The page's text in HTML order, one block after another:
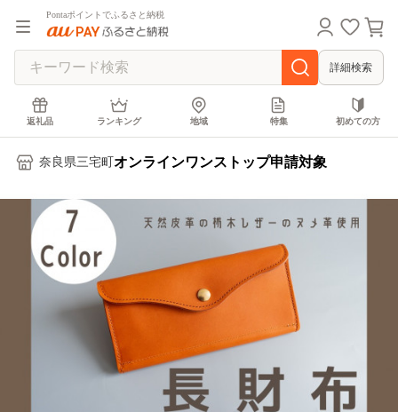
Pontaポイントでふるさと納税
詳細検索
返礼品 ランキング 地域 特集 初めての方
奈良県三宅町 オンラインワンストップ申請対象